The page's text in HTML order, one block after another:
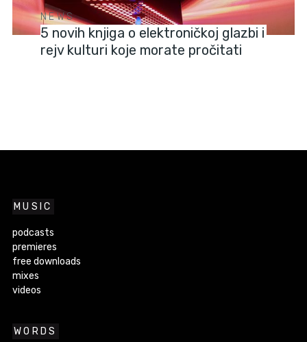
NEWS
5 novih knjiga o elektroničkoj glazbi i
rejv kulturi koje morate pročitati
MUSIC
podcasts
premieres
free downloads
mixes
videos
WORDS